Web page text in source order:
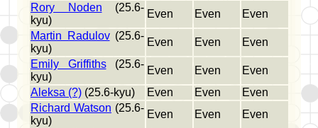
Rory Noden (25.6-
kyu)
Even Even
Even
Martin Radulov(25.6-
kyu)
Even Even
Even
Emily Griffiths(25.6-
kyu)
Even Even
Even
Aleksa (?) (25.6-kyu) Even Even
Even
Richard Watson (25.6-
kyu)
Even Even
Even